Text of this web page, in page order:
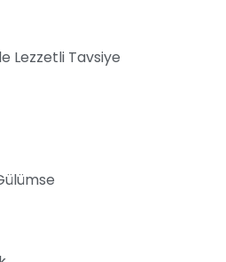
Lezzetli Tavsiye